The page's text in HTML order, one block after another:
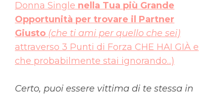
Donna Single nella Tua più Grande
Opportunità per trovare il Partner
Giusto (che ti ami per quello che sei)
attraverso 3 Punti di Forza CHE HAI GIÀ e
che probabilmente stai ignorando...)
Certo, puoi essere vittima di te stessa in